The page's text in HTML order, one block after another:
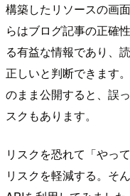
構築したリソースの画
らはブログ記事の正確
る有益な情報であり、
正しいと判断できます
のまま公開すると、誤
スクもあります。
リスクを恐れて「やっ
リスクを軽減する。そ